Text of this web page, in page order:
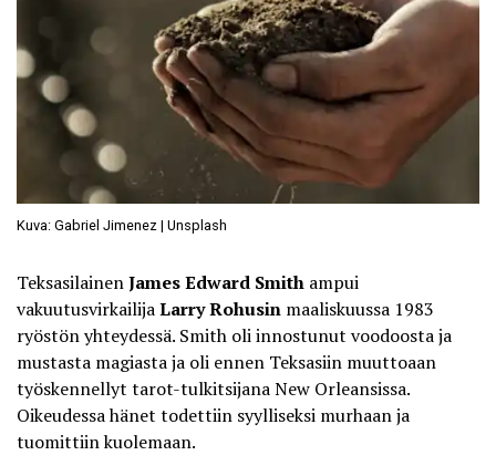
Kuva: Gabriel Jimenez | Unsplash
TeksasilainenJames Edward Smith ampui
vakuutusvirkailijaLarry Rohusin maaliskuussa 1983
ryöstön yhteydessä. Smith oli innostunut voodoosta ja
mustasta magiasta ja oli ennen Teksasiin muuttoaan
työskennellyt tarot-tulkitsijana New Orleansissa.
Oikeudessa hänet todettiin syylliseksi murhaan ja
tuomittiin kuolemaan.